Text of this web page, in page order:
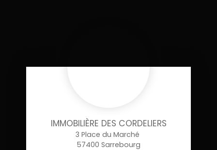
IMMOBILIÈRE DES CORDELIERS
3 Place du Marché
57400 Sarrebourg